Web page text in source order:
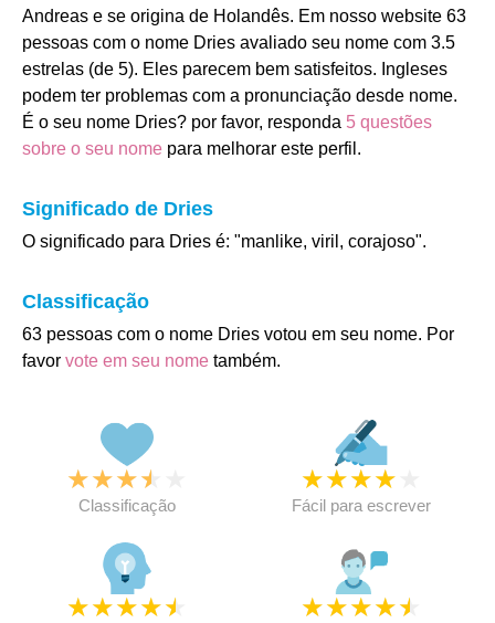
Andreas e se origina de Holandês. Em nosso website 63
pessoas com o nome Dries avaliado seu nome com 3.5
estrelas (de 5). Eles parecem bem satisfeitos. Ingleses
podem ter problemas com a pronunciação desde nome.
É o seu nome Dries? por favor, responda 5 questões
sobre o seu nome para melhorar este perfil.
Significado de Dries
O significado para Dries é: "manlike, viril, corajoso".
Classificação
63 pessoas com o nome Dries votou em seu nome. Por
favor vote em seu nome também.
★★★★
Classificação
★★★★
Fácil para escrever
★★★★★ ★★★★★